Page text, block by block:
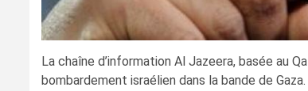
La chaîne d’information Al Jazeera, basée au
bombardement israélien dans la bande de